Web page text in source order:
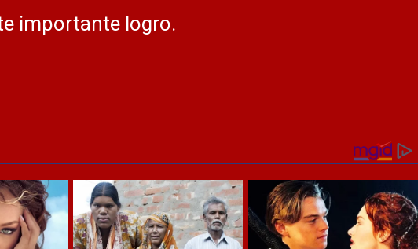
importante logro.